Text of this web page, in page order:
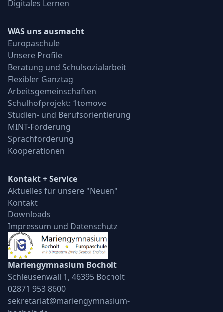
Digitales Lernen
WAS uns ausmacht
Europaschule
Unsere Profile
Beratung und Schulsozialarbeit
Flexibler Ganztag
Arbeitsgemeinschaften
Schulhofprojekt: 1tomove
Studien- und Berufsorientierung
MINT-Förderung
Sprachförderung
Kooperationen
Kontakt + Service
Aktuelles für unsere "Neuen"
Kontakt
Downloads
Impressum und Datenschutz
Mariengymnasium Bocholt
Schleusenwall 1, 46395 Bocholt
02871 953 8600
sekretariat@mariengymnasium-